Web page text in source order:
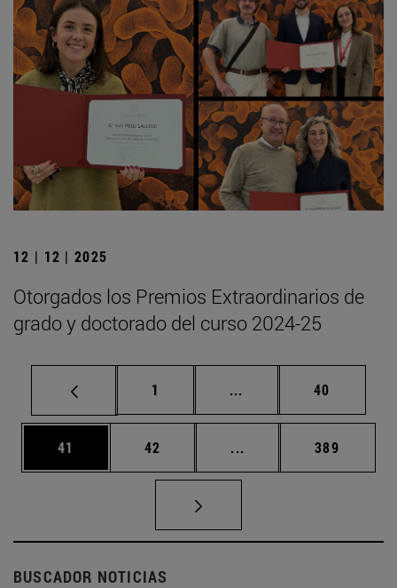
12 | 12 | 2025
Otorgados los Premios Extraordinarios de
grado y doctorado del curso 2024-25
Página
1 ... Páginas intermedias
Página
40
Página
41 Página
42 ... Páginas intermedias
Página
389
BUSCADOR NOTICIAS